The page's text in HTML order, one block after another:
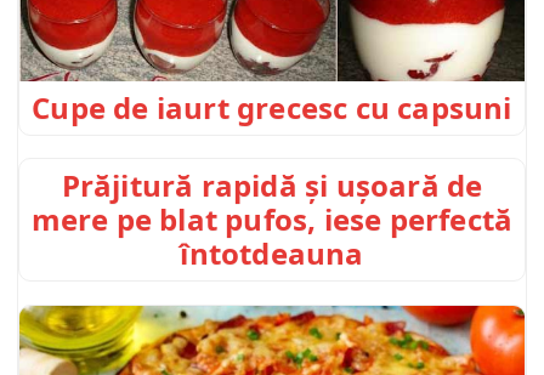
Cupe de iaurt grecesc cu capsuni
Prăjitură rapidă și ușoară de
mere pe blat pufos, iese perfectă
întotdeauna